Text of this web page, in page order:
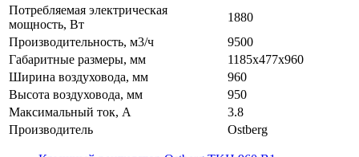
Потребляемая электрическая
мощность, Вт
1880
Производительность, м3/ч
9500
Габаритные размеры, мм
1185x477x960
Ширина воздуховода, мм
960
Высота воздуховода, мм
950
Максимальный ток, А
3.8
Производитель
Ostberg